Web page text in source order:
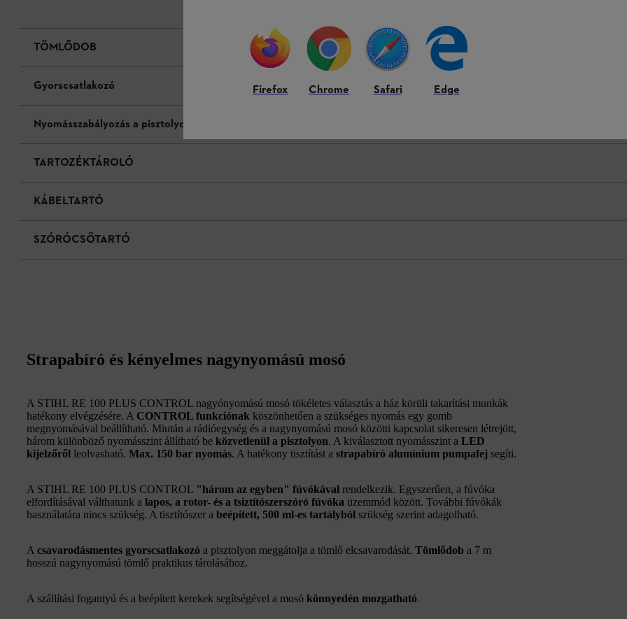
TÖMLŐDOB
Gyorscsatlakozó
Nyomásszabályozás a pisztolyon
TARTOZÉKTÁROLÓ
KÁBELTARTÓ
SZÓRÓCSŐTARTÓ
Strapabíró és kényelmes nagynyomású mosó
A STIHL RE 100 PLUS CONTROL nagyónyomású mosó tökéletes választás a ház körüli takarítási munkák
hatékony elvégzésére. A CONTROL funkciónak köszönhetően a szükséges nyomás egy gomb
megnyomásával beállítható. Miután a rádióegység és a nagynyomású mosó közötti kapcsolat sikeresen létrejött,
három különböző nyomásszint állítható be közvetlenül a pisztolyon. A kiválasztott nyomásszint a LED
kijelzőről leolvasható. Max. 150 bar nyomás. A hatékony tisztítást a strapabíró alumínium pumpafej segíti.
A STIHL RE 100 PLUS CONTROL "három az egyben" fúvókával rendelkezik. Egyszerűen, a fúvóka
elfordításával válthatunk a lapos, a rotor- és a tsiztítószerszóró fúvóka üzemmód között. További fúvókák
használatára nincs szükség. A tisztítószer a beépített, 500 ml-es tartályból szükség szerint adagolható.
A csavarodásmentes gyorscsatlakozó a pisztolyon meggátolja a tömlő elcsavarodását. Tömlődob a 7 m
hosszú nagynyomású tömlő praktikus tárolásához.
A szállítási fogantyú és a beépített kerekek segítségével a mosó könnyedén mozgatható.
Firefox Chrome Safari Edge